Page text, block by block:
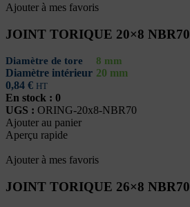
Ajouter à mes favoris
JOINT TORIQUE 20×8 NBR70
Diamètre de tore 8 mm
Diamètre intérieur 20 mm
0,84 € HT
En stock : 0
UGS : ORING-20x8-NBR70
Ajouter au panier
Aperçu rapide
Ajouter à mes favoris
JOINT TORIQUE 26×8 NBR70